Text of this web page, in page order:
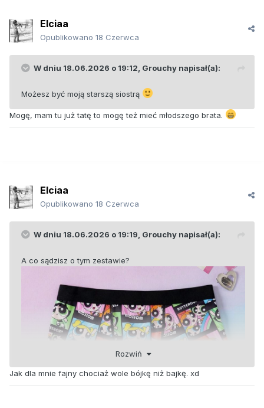
Elciaa
Opublikowano 18 Czerwca
W dniu 18.06.2026 o 19:12, Grouchy napisał(a):
Możesz być moją starszą siostrą
Mogę, mam tu już tatę to mogę też mieć młodszego brata.
Elciaa
Opublikowano 18 Czerwca
W dniu 18.06.2026 o 19:19, Grouchy napisał(a):
A co sądzisz o tym zestawie?
Rozwiń
Jak dla mnie fajny chociaż wole bójkę niż bajkę. xd